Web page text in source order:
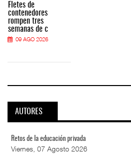
Fletes de
contenedores
rompen tres
semanas de c
09 AGO 2026
AUTORES
Retos de la educación privada
Viernes, 07 Agosto 2026